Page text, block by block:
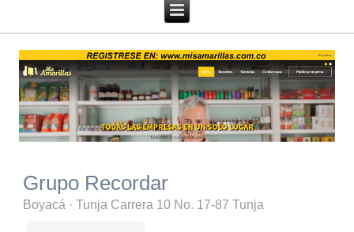
Grupo Recordar
Boyacá ·Tunja Carrera 10 No. 17-87 Tunja